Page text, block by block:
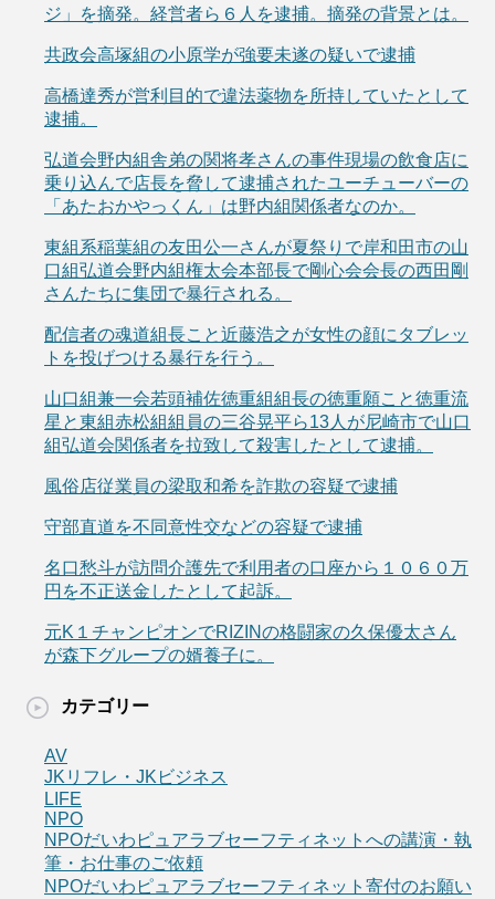
ジ」を摘発。経営者ら６人を逮捕。摘発の背景とは。
共政会高塚組の小原学が強要未遂の疑いで逮捕
高橋達秀が営利目的で違法薬物を所持していたとして
逮捕。
弘道会野内組舎弟の関将孝さんの事件現場の飲食店に
乗り込んで店長を脅して逮捕されたユーチューバーの
「あたおかやっくん」は野内組関係者なのか。
東組系稲葉組の友田公一さんが夏祭りで岸和田市の山
口組弘道会野内組権太会本部長で剛心会会長の西田剛
さんたちに集団で暴行される。
配信者の魂道組長こと近藤浩之が女性の顔にタブレッ
トを投げつける暴行を行う。
山口組兼一会若頭補佐徳重組組長の徳重願こと徳重流
星と東組赤松組組員の三谷晃平ら13人が尼崎市で山口
組弘道会関係者を拉致して殺害したとして逮捕。
風俗店従業員の梁取和希を詐欺の容疑で逮捕
守部直道を不同意性交などの容疑で逮捕
名口愁斗が訪問介護先で利用者の口座から１０６０万
円を不正送金したとして起訴。
元K１チャンピオンでRIZINの格闘家の久保優太さん
が森下グループの婿養子に。
カテゴリー
AV
JKリフレ・JKビジネス
LIFE
NPO
NPOだいわピュアラブセーフティネットへの講演・執
筆・お仕事のご依頼
NPOだいわピュアラブセーフティネット寄付のお願い